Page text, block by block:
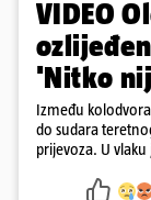
VIDEO
'Nitko
Između
do sudara
prijevoza. U